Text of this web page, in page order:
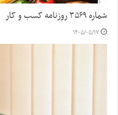
شماره ۳۵۶۹ روزنامه کسب و کار
۱۴۰۵/۰۵/۱۷